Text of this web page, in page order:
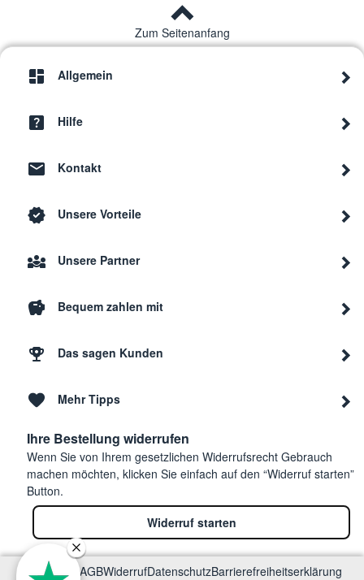
Zum Seitenanfang
Allgemein
Hilfe
Kontakt
Unsere Vorteile
Unsere Partner
Bequem zahlen mit
Das sagen Kunden
Mehr Tipps
Ihre Bestellung widerrufen
Wenn Sie von Ihrem gesetzlichen Widerrufsrecht Gebrauch
machen möchten, klicken Sie einfach auf den “Widerruf starten”
Button.
Widerruf starten
ImpressumAGBWiderrufDatenschutzBarrierefreiheitserklärung